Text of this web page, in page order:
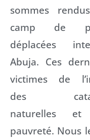
sommes
camp de
déplacées
Abuja. Ces
victimes de
des
naturelles
pauvreté. Nous